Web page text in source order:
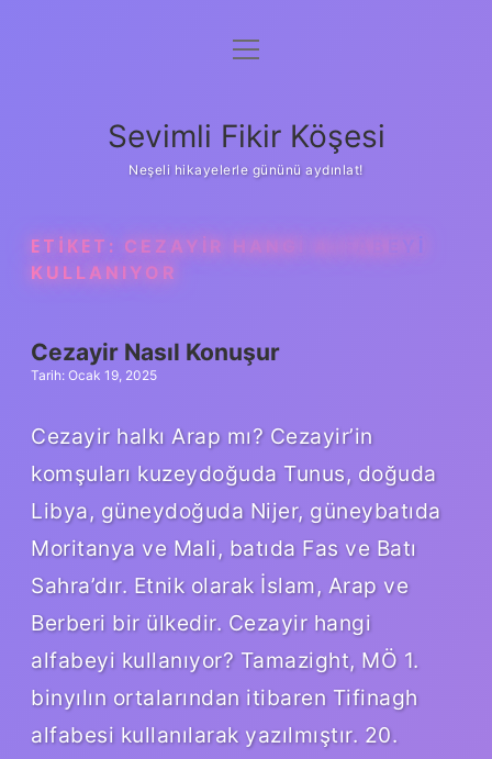
Anasayfa
Yasal Uyarı
menüyü
Sevimli Fikir Köşesi
Neşeli hikayelerle gününü aydınlat!
ETIKET: CEZAYIR HANGI ALFABEYI
KULLANIYOR
Cezayir Nasıl Konuşur
Tarih: Ocak 19, 2025
Cezayir halkı Arap mı? Cezayir’in
komşuları kuzeydoğuda Tunus, doğuda
Libya, güneydoğuda Nijer, güneybatıda
Moritanya ve Mali, batıda Fas ve Batı
Sahra’dır. Etnik olarak İslam, Arap ve
Berberi bir ülkedir. Cezayir hangi
alfabeyi kullanıyor? Tamazight, MÖ 1.
binyılın ortalarından itibaren Tifinagh
alfabesi kullanılarak yazılmıştır. 20.